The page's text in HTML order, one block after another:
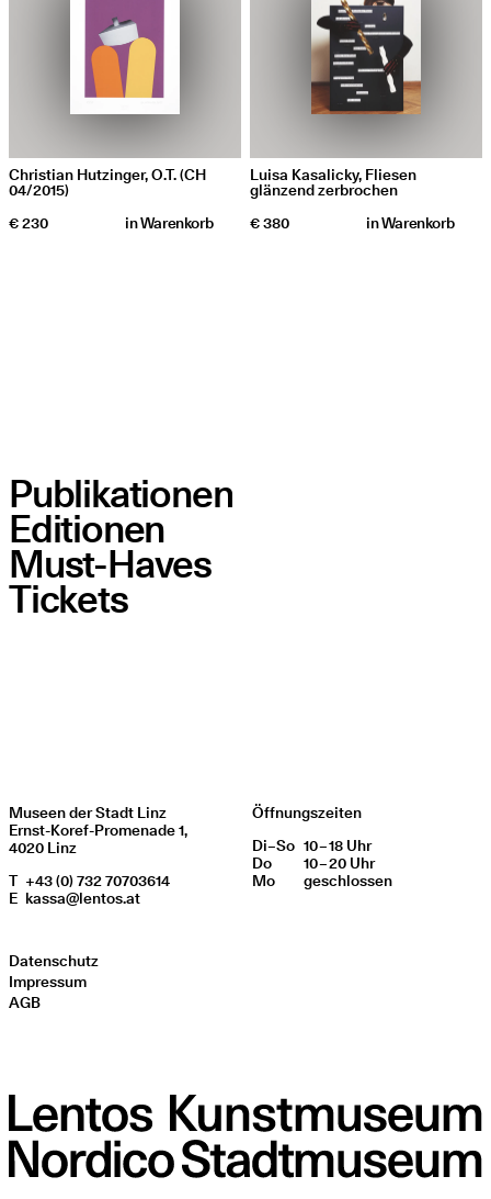
Christian Hutzinger, O.T. (CH
04/2015)
€ 230
inWarenkorb
Luisa Kasalicky, Fliesen
glänzend zerbrochen
€ 380
inWarenkorb
Publikationen
Editionen
Must-Haves
Tickets
Museen der Stadt Linz
Ernst-Koref-Promenade 1,
4020 Linz
T +43 (0) 732 70703614
E kassa@lentos.at
Öffnungszeiten
WochentagÖffnungszeiten
Di–So 10 – 18 Uhr
Do
10 – 20 Uhr
Mo
geschlos­sen
Datenschutz
Impressum
AGB